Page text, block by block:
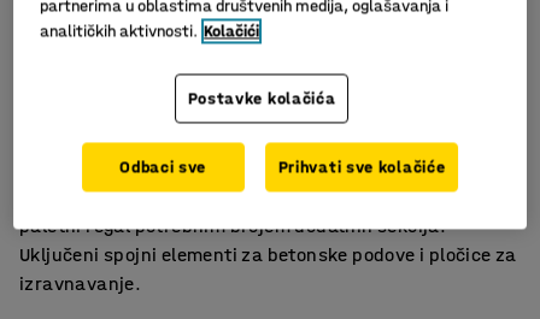
Odlično spremište.
Dizajn koji štedi prostor
Ispunjava sigurnosne zahtjeve
Kompletni paletni regal, osnovna jedinica. Proširite
paletni regal potrebnim brojem dodatnih sekcija.
Uključeni spojni elementi za betonske podove i pločice za
izravnavanje.
partnerima u oblastima društvenih medija, oglašavanja i
analitičkih aktivnosti. Kolačići
Postavke kolačića
Odbaci sve Prihvati sve kolačiće